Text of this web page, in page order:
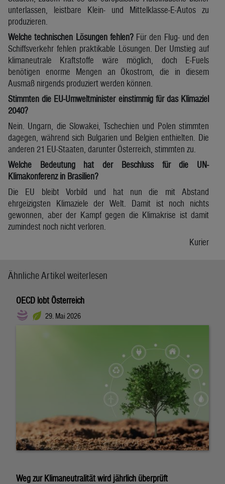
unterlassen, leistbare Klein- und Mittelklasse-E-Autos zu
produzieren.
Welche technischen Lösungen fehlen?Für den Flug- und den
Schiffsverkehr fehlen praktikable Lösungen. Der Umstieg auf
klimaneutrale Kraftstoffe wäre möglich, doch E-Fuels
benötigen enorme Mengen an Ökostrom, die in diesem
Ausmaß nirgends produziert werden können.
Stimmten die EU-Umweltminister einstimmig für das Klimaziel
2040?
Nein. Ungarn, die Slowakei, Tschechien und Polen stimmten
dagegen, während sich Bulgarien und Belgien enthielten. Die
anderen 21 EU-Staaten, darunter Österreich, stimmten zu.
Welche Bedeutung hat der Beschluss für die UN-
Klimakonferenz in Brasilien?
Die EU bleibt Vorbild und hat nun die mit Abstand
ehrgeizigsten Klimaziele der Welt. Damit ist noch nichts
gewonnen, aber der Kampf gegen die Klimakrise ist damit
zumindest noch nicht verloren.
Kurier
Ähnliche Artikel weiterlesen
OECD lobt Österreich
29. Mai 2026
Weg zur Klimaneutralität wird jährlich überprüft